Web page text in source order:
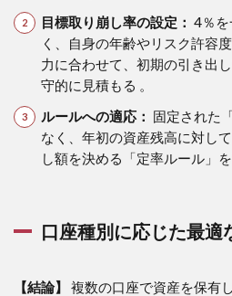
目標取り崩し率の設定： 4％を
く、自身の年齢やリスク許容
力に合わせて、初期の引き出
守的に見積もる 。
ルールへの適応： 固定された
なく、年初の資産残高に対し
し額を決める「定率ルール」
口座種別に応じた最適
【結論】
複数の口座で資産を保有